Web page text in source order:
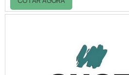
sobrou um resto de tinta que
importância encontrar
especializada no serviço de
desse tipo de material,